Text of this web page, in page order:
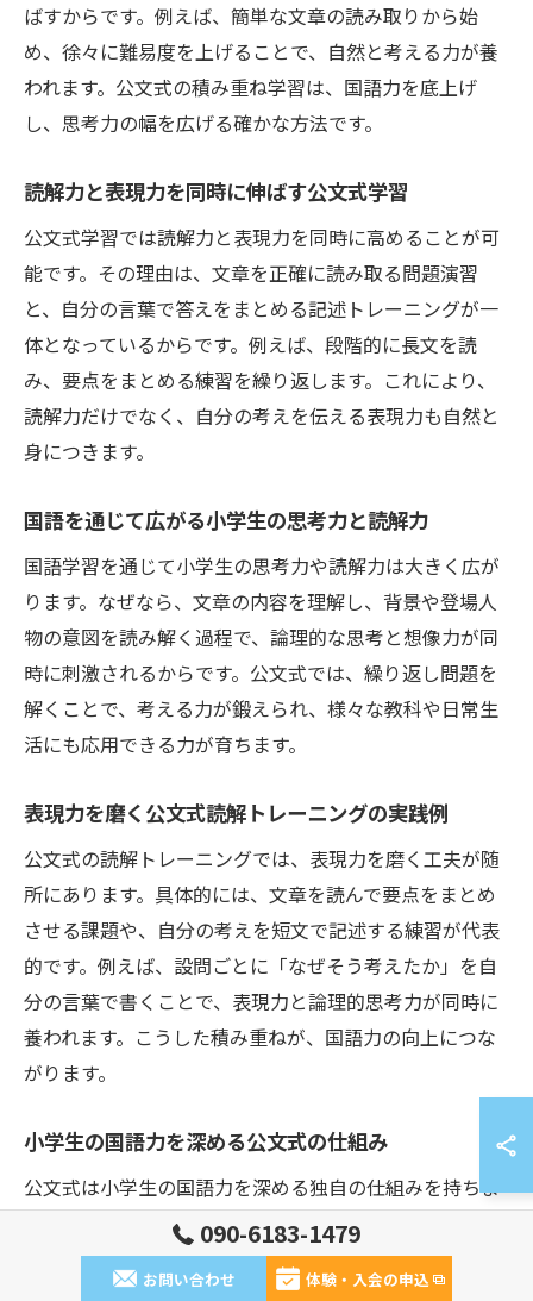
ばすからです。例えば、簡単な文章の読み取りから始
め、徐々に難易度を上げることで、自然と考える力が養
われます。公文式の積み重ね学習は、国語力を底上げ
し、思考力の幅を広げる確かな方法です。
読解力と表現力を同時に伸ばす公文式学習
公文式学習では読解力と表現力を同時に高めることが可
能です。その理由は、文章を正確に読み取る問題演習
と、自分の言葉で答えをまとめる記述トレーニングが一
体となっているからです。例えば、段階的に長文を読
み、要点をまとめる練習を繰り返します。これにより、
読解力だけでなく、自分の考えを伝える表現力も自然と
身につきます。
国語を通じて広がる小学生の思考力と読解力
国語学習を通じて小学生の思考力や読解力は大きく広が
ります。なぜなら、文章の内容を理解し、背景や登場人
物の意図を読み解く過程で、論理的な思考と想像力が同
時に刺激されるからです。公文式では、繰り返し問題を
解くことで、考える力が鍛えられ、様々な教科や日常生
活にも応用できる力が育ちます。
表現力を磨く公文式読解トレーニングの実践例
公文式の読解トレーニングでは、表現力を磨く工夫が随
所にあります。具体的には、文章を読んで要点をまとめ
させる課題や、自分の考えを短文で記述する練習が代表
的です。例えば、設問ごとに「なぜそう考えたか」を自
分の言葉で書くことで、表現力と論理的思考力が同時に
養われます。こうした積み重ねが、国語力の向上につな
がります。
小学生の国語力を深める公文式の仕組み
公文式は小学生の国語力を深める独自の仕組みを持ちま
す。理由は、学力に合わせて教材が細分化されており、
無理なくステップアップできるからです。例えば、文章
の難易度や設問の種類が段階的に変化し、反復による定
090-6183-1479
お問い合わせ 体験・入会の申込